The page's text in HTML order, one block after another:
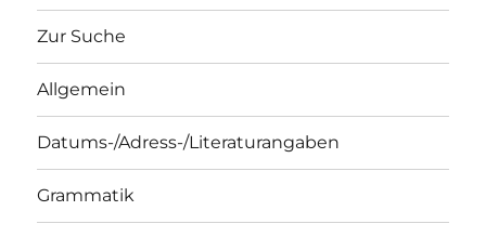
Zur Suche
Allgemein
Datums-/Adress-/Literaturangaben
Grammatik